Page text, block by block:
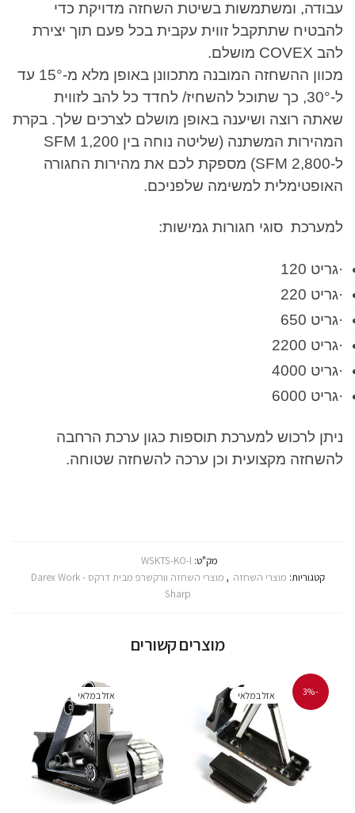
עבודה, ומשתמשות בשיטת השחזה מדויקת כדי
להבטיח שתתקבל זווית עקבית בכל פעם תוך יצירת
להב COVEX מושלם.
מכוון ההשחזה המובנה מתכוונן באופן מלא מ-15° עד
ל-30°, כך שתוכל להשחיז/ לחדד כל להב לזווית
שאתה רוצה ושיענה באופן מושלם לצרכים שלך. בקרת
המהירות המשתנה (שליטה נוחה בין 1,200 SFM
ל-2,800 SFM) מספקת לכם את מהירות החגורה
האופטימלית למשימה שלפניכם.
למערכת סוגי חגורות גמישות:
·גריט 120
·גריט 220
·גריט 650
·גריט 2200
·גריט 4000
·גריט 6000
ניתן לרכוש למערכת תוספות כגון ערכת הרחבה
להשחזה מקצועית וכן ערכה להשחזה שטוחה.
מק"ט: WSKTS-KO-I
קטגוריות: מוצרי השחזה ,
מוצרי השחזה וורקשרפ מבית דרקס - Darex Work
Sharp
מוצרים קשורים
-3% אזל במלאי אזל במלאי